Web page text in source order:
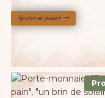
prix
initial
Ajouter au panier